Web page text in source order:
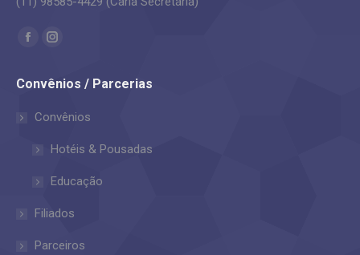
Encontre-nos em:
Facebook
opens
window
Instagram
opens
window
Convênios / Parcerias
Convênios
Hotéis & Pousadas
Educação
Filiados
Parceiros